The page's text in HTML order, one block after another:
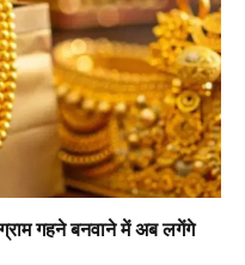
गहने बनवाने में अब लगेंगे